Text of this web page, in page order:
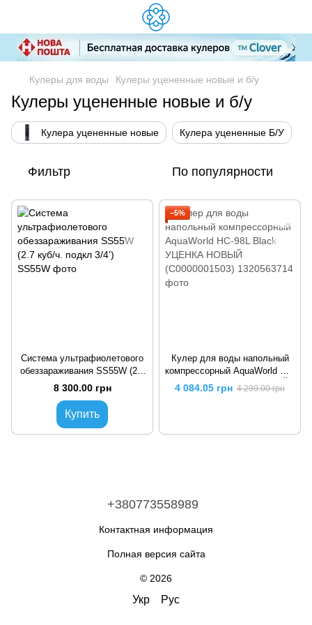
Кулеры для воды Кулеры уцененные новые и б/у
Кулеры уцененные новые и б/у
Кулера уцененные новые Кулера уцененные Б/У
Фильтр По популярности
Система ультрафиолетового
обеззараживания SS55W (2.7
куб/ч. подкл 3/4')
8 300.00 грн
Купить
−5%
Кулер для воды напольный
компрессорный AquaWorld HC-
98L Black УЦЕНКА НОВЫЙ
(C0000001503)
4 084.05 грн 4 299.00 грн
+380773558989
Контактная информация
Полная версия сайта
© 2026
Укр Рус